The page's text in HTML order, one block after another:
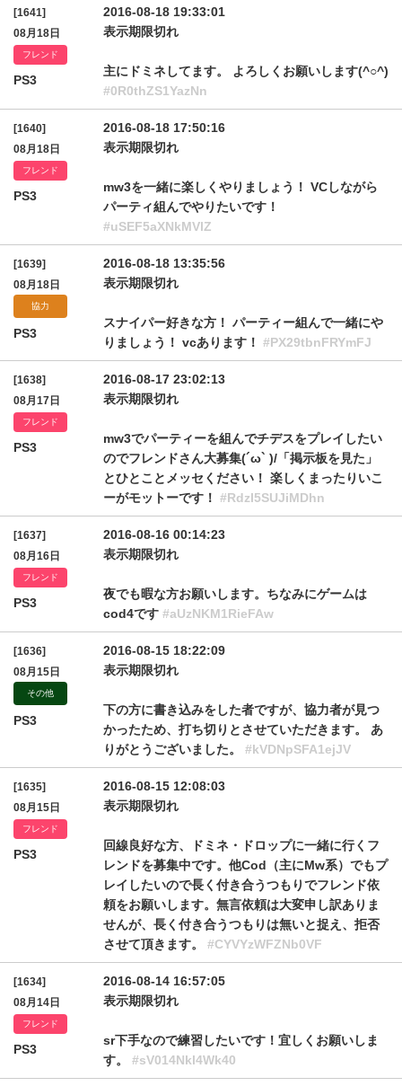
[1641]
08月18日
フレンド
PS3
2016-08-18 19:33:01
表示期限切れ
主にドミネしてます。 よろしくお願いします(^○^)
#0R0thZS1YazNn
[1640]
08月18日
フレンド
PS3
2016-08-18 17:50:16
表示期限切れ
mw3を一緒に楽しくやりましょう！ VCしながら
パーティ組んでやりたいです！
#uSEF5aXNkMVlZ
[1639]
08月18日
協力
PS3
2016-08-18 13:35:56
表示期限切れ
スナイパー好きな方！ パーティー組んで一緒にや
りましょう！ vcあります！ #PX29tbnFRYmFJ
[1638]
08月17日
フレンド
PS3
2016-08-17 23:02:13
表示期限切れ
mw3でパーティーを組んでチデスをプレイしたい
のでフレンドさん大募集(´ω` )/「掲示板を見た」
とひとことメッセください！ 楽しくまったりいこ
ーがモットーです！ #RdzI5SUJiMDhn
[1637]
08月16日
フレンド
PS3
2016-08-16 00:14:23
表示期限切れ
夜でも暇な方お願いします。ちなみにゲームは
cod4です #aUzNKM1RieFAw
[1636]
08月15日
その他
PS3
2016-08-15 18:22:09
表示期限切れ
下の方に書き込みをした者ですが、協力者が見つ
かったため、打ち切りとさせていただきます。 あ
りがとうございました。 #kVDNpSFA1ejJV
[1635]
08月15日
フレンド
PS3
2016-08-15 12:08:03
表示期限切れ
回線良好な方、ドミネ・ドロップに一緒に行くフ
レンドを募集中です。他Cod（主にMw系）でもプ
レイしたいので長く付き合うつもりでフレンド依
頼をお願いします。無言依頼は大変申し訳ありま
せんが、長く付き合うつもりは無いと捉え、拒否
させて頂きます。 #CYVYzWFZNb0VF
[1634]
08月14日
フレンド
PS3
2016-08-14 16:57:05
表示期限切れ
sr下手なので練習したいです！宜しくお願いしま
す。 #sV014Nkl4Wk40